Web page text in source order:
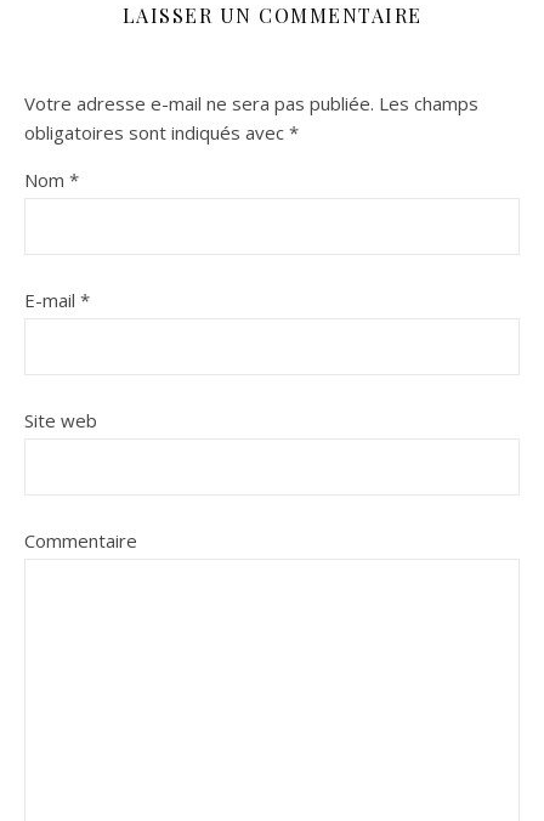
LAISSER UN COMMENTAIRE
Votre adresse e-mail ne sera pas publiée. Les champs
obligatoires sont indiqués avec *
Nom *
E-mail *
Site web
Commentaire